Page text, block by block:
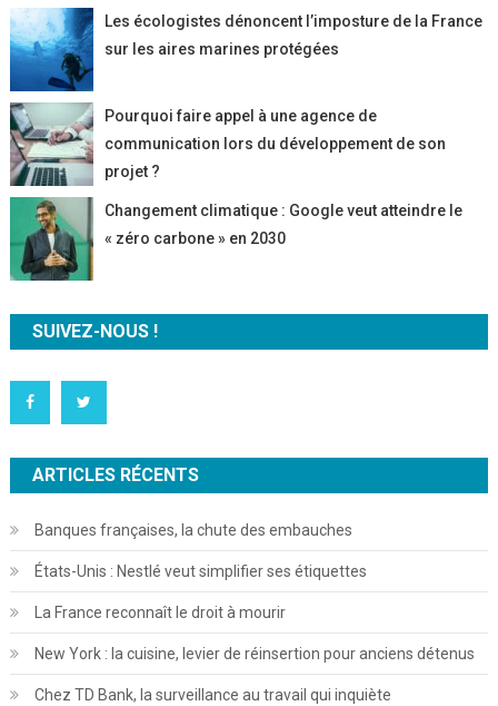
Les écologistes dénoncent l’imposture de la France
sur les aires marines protégées
Pourquoi faire appel à une agence de
communication lors du développement de son
projet ?
Changement climatique : Google veut atteindre le
« zéro carbone » en 2030
SUIVEZ-NOUS !
ARTICLES RÉCENTS
Banques françaises, la chute des embauches
États-Unis : Nestlé veut simplifier ses étiquettes
La France reconnaît le droit à mourir
New York : la cuisine, levier de réinsertion pour anciens détenus
Chez TD Bank, la surveillance au travail qui inquiète